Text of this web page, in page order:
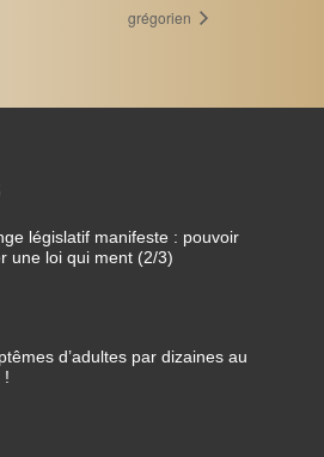
grégorien
législatif manifeste : pouvoir
une loi qui ment (2/3)
d’adultes par dizaines au
!